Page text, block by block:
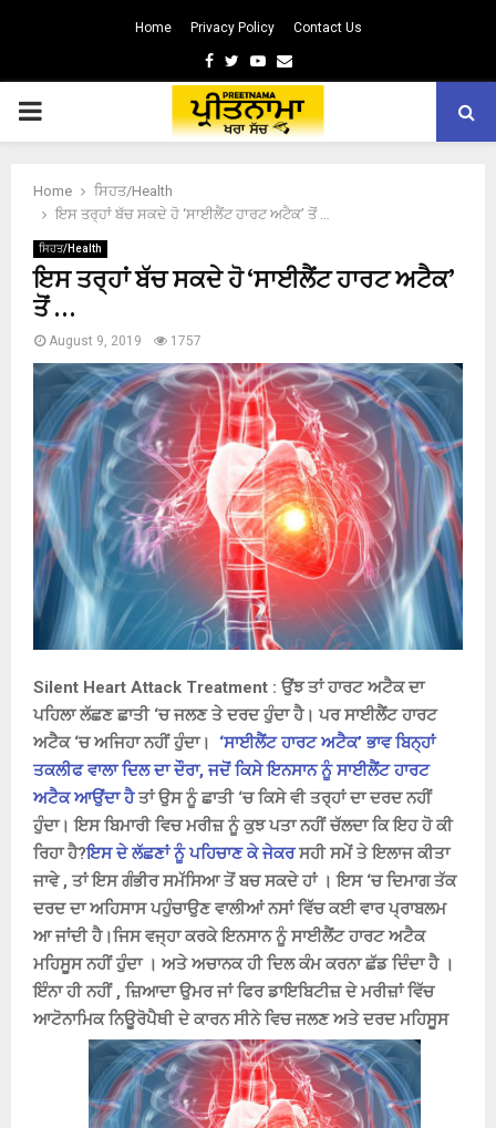
Home Privacy Policy Contact Us
Facebook
TwitterYoutube
Email
PRIMARY
Home
ਸਿਹਤ/Health
ਇਸ ਤਰ੍ਹਾਂ ਬੱਚ ਸਕਦੇ ਹੋ ‘ਸਾਈਲੈਂਟ ਹਾਰਟ ਅਟੈਕ’ ਤੋਂ …
ਸਿਹਤ/Health
ਇਸ ਤਰ੍ਹਾਂ ਬੱਚ ਸਕਦੇ ਹੋ ‘ਸਾਈਲੈਂਟ ਹਾਰਟ ਅਟੈਕ’
ਤੋਂ …
August 9, 2019 1757
Silent Heart Attack Treatment : ਉਂਝ ਤਾਂ ਹਾਰਟ ਅਟੈਕ ਦਾ
ਪਹਿਲਾ ਲੱਛਣ ਛਾਤੀ ‘ਚ ਜਲਣ ਤੇ ਦਰਦ ਹੁੰਦਾ ਹੈ। ਪਰ ਸਾਈਲੈਂਟ ਹਾਰਟ
ਅਟੈਕ ‘ਚ ਅਜਿਹਾ ਨਹੀਂ ਹੁੰਦਾ। ‘ਸਾਈਲੈਂਟ ਹਾਰਟ ਅਟੈਕ’ ਭਾਵ ਬਿਨ੍ਹਾਂ
ਤਕਲੀਫ ਵਾਲਾ ਦਿਲ ਦਾ ਦੌਰਾ, ਜਦੋਂ ਕਿਸੇ ਇਨਸਾਨ ਨੂੰ ਸਾਈਲੈਂਟ ਹਾਰਟ
ਅਟੈਕ ਆਉਂਦਾ ਹੈਤਾਂ ਉਸ ਨੂੰ ਛਾਤੀ ‘ਚ ਕਿਸੇ ਵੀ ਤਰ੍ਹਾਂ ਦਾ ਦਰਦ ਨਹੀਂ
ਹੁੰਦਾ। ਇਸ ਬਿਮਾਰੀ ਵਿਚ ਮਰੀਜ਼ ਨੂੰ ਕੁਝ ਪਤਾ ਨਹੀਂ ਚੱਲਦਾ ਕਿ ਇਹ ਹੋ ਕੀ
ਰਿਹਾ ਹੈ?ਇਸ ਦੇ ਲੱਛਣਾਂ ਨੂੰ ਪਹਿਚਾਣ ਕੇ ਜੇਕਰਸਹੀ ਸਮੇਂ ਤੇ ਇਲਾਜ ਕੀਤਾ
ਜਾਵੇ , ਤਾਂ ਇਸ ਗੰਭੀਰ ਸਮੱਸਿਆ ਤੋਂ ਬਚ ਸਕਦੇ ਹਾਂ । ਇਸ ‘ਚ ਦਿਮਾਗ ਤੱਕ
ਦਰਦ ਦਾ ਅਹਿਸਾਸ ਪਹੁੰਚਾਉਣ ਵਾਲੀਆਂ ਨਸਾਂ ਵਿੱਚ ਕਈ ਵਾਰ ਪ੍ਰਾਬਲਮ
ਆ ਜਾਂਦੀ ਹੈ।ਜਿਸ ਵਜ੍ਹਾ ਕਰਕੇ ਇਨਸਾਨ ਨੂੰ ਸਾਈਲੈਂਟ ਹਾਰਟ ਅਟੈਕ
ਮਹਿਸੂਸ ਨਹੀਂ ਹੁੰਦਾ । ਅਤੇ ਅਚਾਨਕ ਹੀ ਦਿਲ ਕੰਮ ਕਰਨਾ ਛੱਡ ਦਿੰਦਾ ਹੈ ।
ਇੰਨਾ ਹੀ ਨਹੀਂ , ਜ਼ਿਆਦਾ ਉਮਰ ਜਾਂ ਫਿਰ ਡਾਇਬਿਟੀਜ਼ ਦੇ ਮਰੀਜ਼ਾਂ ਵਿੱਚ
ਆਟੋਨਾਮਿਕ ਨਿਊਰੋਪੈਥੀ ਦੇ ਕਾਰਨ ਸੀਨੇ ਵਿਚ ਜਲਣ ਅਤੇ ਦਰਦ ਮਹਿਸੂਸ